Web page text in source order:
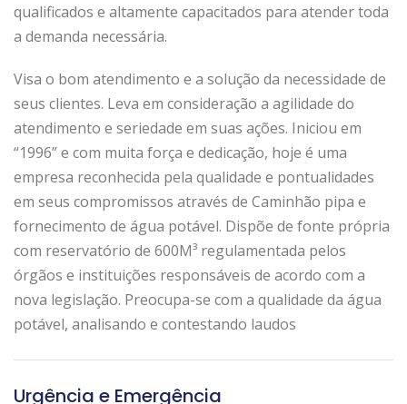
qualificados e altamente capacitados para atender toda
a demanda necessária.
Visa o bom atendimento e a solução da necessidade de
seus clientes. Leva em consideração a agilidade do
atendimento e seriedade em suas ações. Iniciou em
“1996” e com muita força e dedicação, hoje é uma
empresa reconhecida pela qualidade e pontualidades
em seus compromissos através de Caminhão pipa e
fornecimento de água potável. Dispõe de fonte própria
com reservatório de 600M³ regulamentada pelos
órgãos e instituições responsáveis de acordo com a
nova legislação. Preocupa-se com a qualidade da água
potável, analisando e contestando laudos
Urgência e Emergência